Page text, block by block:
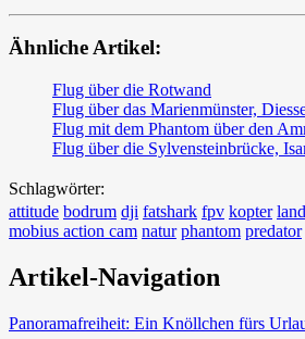
Ähnliche Artikel:
Flug über die Rotwand
Flug über das Marienmünster,
Flug mit dem Phantom über den
Flug über die Sylvensteinbrücke,
Schlagwörter:
attitude bodrum dji fatshark fpv kopter
mobius action cam natur phantom predator
Artikel-Navigation
Panoramafreiheit: Ein Knöllchen fürs